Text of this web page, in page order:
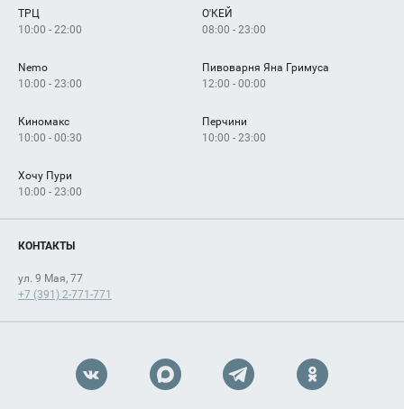
Как добраться
ТРЦ
10:00 - 22:00
О'КЕЙ
08:00 - 23:00
Nemo
10:00 - 23:00
Пивоварня Яна Гримуса
12:00 - 00:00
Киномакс
10:00 - 00:30
Перчини
10:00 - 23:00
Хочу Пури
10:00 - 23:00
КОНТАКТЫ
ул. 9 Мая, 77
+7 (391) 2-771-771